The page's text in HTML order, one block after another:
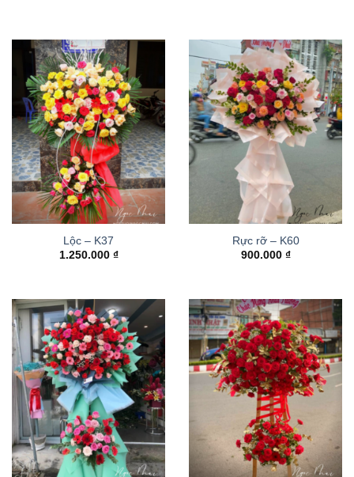
Lộc – K37
1.250.000 ₫
Rực rỡ – K60
900.000 ₫